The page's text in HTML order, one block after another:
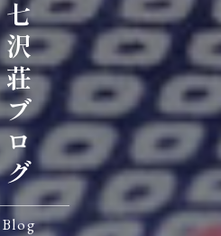
七沢荘ブログ
Blog